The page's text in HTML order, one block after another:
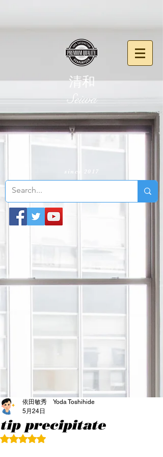
清和
​Seiwa
since 2017
tip precipitate
依田敏秀 Yoda Toshihide
5月24日
5つ星のうちNaNと評価されています。